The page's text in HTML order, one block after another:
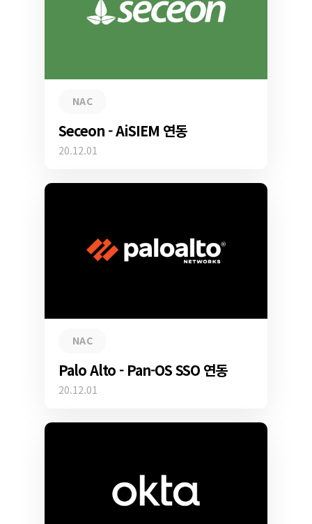
NAC
Seceon - AiSIEM 연동
20.12.01
NAC
Palo Alto - Pan-OS SSO 연동
20.12.01